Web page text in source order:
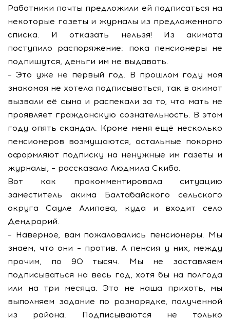
Работники почты предложили ей подписаться на
некоторые газеты и журналы из предложенного
списка. И отказать нельзя! Из акимата
поступило распоряжение: пока пенсионеры не
подпишутся, деньги им не выдавать.
– Это уже не первый год. В прошлом году моя
знакомая не хотела подписываться, так в акимат
вызвали её сына и распекали за то, что мать не
проявляет гражданскую сознательность. В этом
году опять скандал. Кроме меня ещё несколько
пенсионеров возмущаются, остальные покорно
оформляют подписку на ненужные им газеты и
журналы, – рассказала Людмила Скиба.
Вот как прокомментировала ситуацию
заместитель акима Балтабайского сельского
округа Сауле Алипова, куда и входит село
Дендрарий.
– Наверное, вам пожаловались пенсионеры. Мы
знаем, что они – против. А пенсия у них, между
прочим, по 90 тысяч. Мы не заставляем
подписываться на весь год, хотя бы на полгода
или на три месяца. Это не наша прихоть, мы
выполняем задание по разнарядке, полученной
из района. Подписываются не только